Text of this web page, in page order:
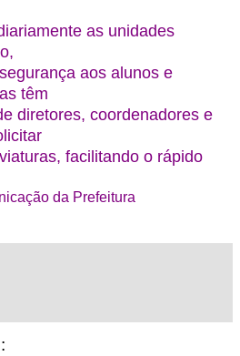
as unidades
aos alunos e
têm
diretores, coordenadores e
facilitando o rápido
da Prefeitura